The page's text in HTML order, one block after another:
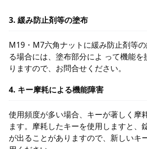
3. 緩み防止剤等の塗布
M19・M7六角ナットに緩み防止剤等
る場合には、塗布部分によ って機能を
りますので、お問合せください。
4. キー摩耗による機能障害
使用頻度が多い場合、キーが著しく摩
ます。摩耗したキーを使用しますと、
が出ることがありますので、新しいキ